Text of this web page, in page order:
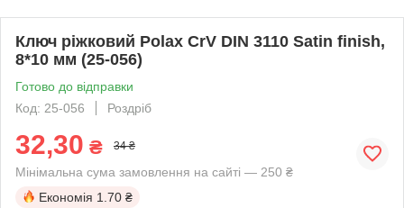
Ключ ріжковий Polax CrV DIN 3110 Satin finish,
8*10 мм (25-056)
Готово до відправки
Код: 25-056
Роздріб
32,30 ₴ 34 ₴
Мінімальна сума замовлення на сайті — 250 ₴
Економія 1.70 ₴